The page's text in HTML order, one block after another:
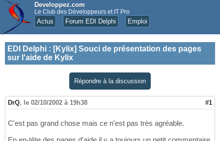
Developpez.com
Le Club des Développeurs et IT Pro
Actus Forum EDI Delphi Emploi
EDI Delphi : [Kylix] Souci de présentation des pages
sur l'aide de Kylix
Répondre à la discussion
DrQ, le 02/10/2002 à 19h38 #1
C'est pas grand chose mais ce n'est pas très agréable.